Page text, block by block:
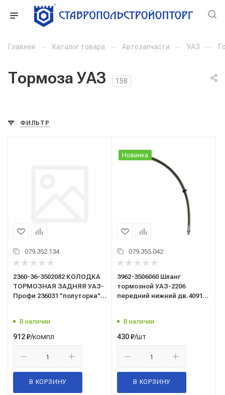
Главная — Каталог товара — Автозапчасти — УАЗ —
Тормоза УАЗ 158
ФИЛЬТР
079.352.134
2360-36-3502082 КОЛОДКА
ТОРМОЗНАЯ ЗАДНЯЯ УАЗ-
Профи 236031 "полуторка"
4шт) (Zommer
В наличии
912₽/компл
В КОРЗИНУ
Новинка
079.355.042
3962-3506060 Шланг
тормозной УАЗ-2206
передний нижний дв.40911
В наличии
430₽/шт
В КОРЗИНУ